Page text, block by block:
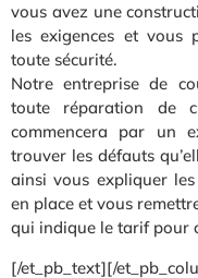
vous avez une
les exigences et vous
toute sécurité.
Notre entreprise de
toute réparation de
commencera par un
trouver les défauts
ainsi vous expliquer
en place et vous
qui indique le tarif pour
[/et_pb_text][/